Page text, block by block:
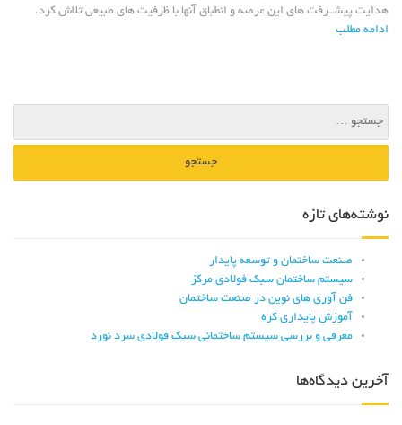
ﻫﺪاﻳﺖ ﭘﻴﺸــﺮﻓﺖ ﻫﺎﻱ اﻳﻦ ﻋﺮﺻﻪ و اﻧﻄﺒﺎق آﻧﻬﺎ ﺑﺎ ﻇﺮﻓﻴﺖ ﻫﺎﻱ ﻃﺒﻴﻌﻰ ﺗﻼش کرد.
ادامه مطلب
نوشته‌های تازه
صنعت ساختمان و توسعه پایدار
سیستم ساختمان سبک فولادی مرکز
فن آوری های نوین در صنعت ساختمان
آموزش پایداری کره
معرفی و ﺑﺮرﺳﯽ ﺳﯿﺴﺘﻢ ﺳﺎﺧﺘﻤﺎﻧﯽ ﺳﺒﮏ ﻓﻮﻻدی سرد نورد
آخرین دیدگاه‌ها